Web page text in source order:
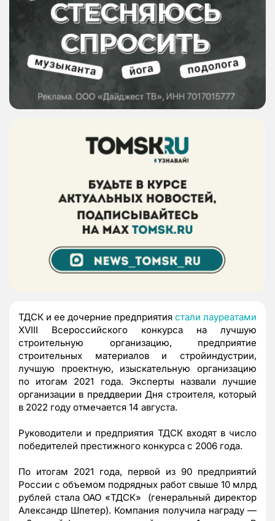
ТДСК и ее дочерние предприятия стали лауреатами
XVIII Всероссийского конкурса на лучшую
строительную организацию, предприятие
строительных материалов и стройиндустрии,
лучшую проектную, изыскательную организацию
по итогам 2021 года. Эксперты назвали лучшие
организации в преддверии Дня строителя, который
в 2022 году отмечается 14 августа.
Руководители и предприятия ТДСК входят в число
победителей престижного конкурса с 2006 года.
По итогам 2021 года, первой из 90 предприятий
России с объемом подрядных работ свыше 10 млрд
рублей стала ОАО «ТДСК» (генеральный директор
Александр Шпетер). Компания получила награду —